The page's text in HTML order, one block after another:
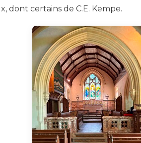
dont certains de C.E. Kempe.